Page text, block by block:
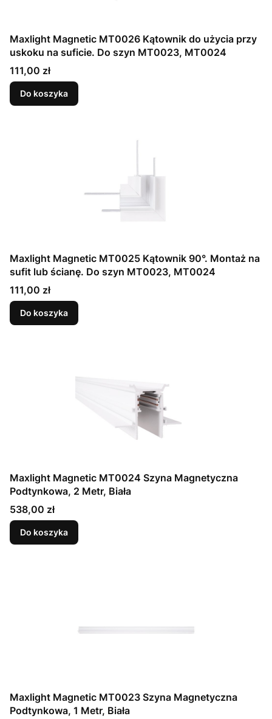
Maxlight Magnetic MT0026 Kątownik do użycia przy
uskoku na suficie. Do szyn MT0023, MT0024
Cena
111,00 zł
Do koszyka
Maxlight Magnetic MT0025 Kątownik 90°. Montaż na
sufit lub ścianę. Do szyn MT0023, MT0024
Cena
111,00 zł
Do koszyka
Maxlight Magnetic MT0024 Szyna Magnetyczna
Podtynkowa, 2 Metr, Biała
Cena
538,00 zł
Do koszyka
Maxlight Magnetic MT0023 Szyna Magnetyczna
Podtynkowa, 1 Metr, Biała